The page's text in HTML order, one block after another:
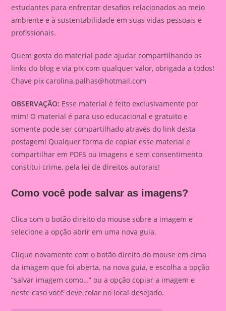
estudantes para enfrentar desafios relacionados ao meio
ambiente e à sustentabilidade em suas vidas pessoais e
profissionais.
Quem gosta do material pode ajudar compartilhando os
links do blog e via pix com qualquer valor, obrigada a todos!
Chave pixcarolina.palhas@hotmail.com
OBSERVAÇÃO: Esse material é feito exclusivamente por
mim! O material é para uso educacional e gratuito e
somente pode ser compartilhado através do link desta
postagem! Qualquer forma de copiar esse material e
compartilhar em PDFS ou imagens e sem consentimento
constitui crime, pela lei de direitos autorais!
Como você pode salvar as imagens?
Clica com o botão direito do mouse sobre a imagem e
selecione a opção abrir em uma nova guia.
Clique novamente com o botão direito do mouse em cima
da imagem que foi aberta, na nova guia, e escolha a opção
“salvar imagem como…” ou a opção copiar a imagem e
neste caso você deve colar no local desejado.